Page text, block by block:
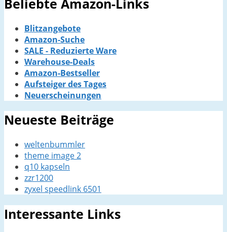
Beliebte Amazon-Links
Blitzangebote
Amazon-Suche
SALE - Reduzierte Ware
Warehouse-Deals
Amazon-Bestseller
Aufsteiger des Tages
Neuerscheinungen
Neueste Beiträge
weltenbummler
theme image 2
q10 kapseln
zzr1200
zyxel speedlink 6501
Interessante Links